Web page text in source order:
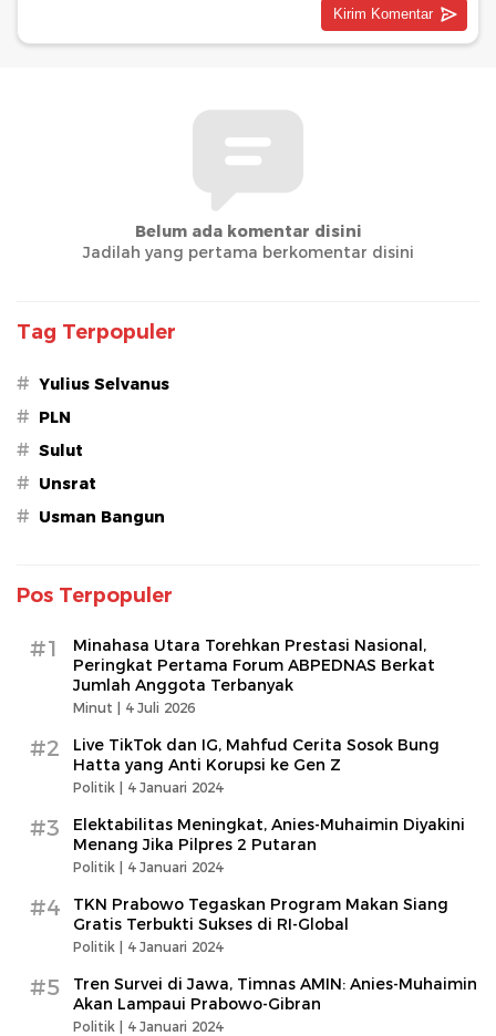
Belum ada komentar disini
Jadilah yang pertama berkomentar disini
Tag Terpopuler
# Yulius Selvanus
# PLN
# Sulut
# Unsrat
# Usman Bangun
Pos Terpopuler
#1
Minahasa Utara Torehkan Prestasi Nasional,
Peringkat Pertama Forum ABPEDNAS Berkat
Jumlah Anggota Terbanyak
Minut | 4 Juli 2026
#2
Live TikTok dan IG, Mahfud Cerita Sosok Bung
Hatta yang Anti Korupsi ke Gen Z
Politik | 4 Januari 2024
#3
Elektabilitas Meningkat, Anies-Muhaimin Diyakini
Menang Jika Pilpres 2 Putaran
Politik | 4 Januari 2024
#4
TKN Prabowo Tegaskan Program Makan Siang
Gratis Terbukti Sukses di RI-Global
Politik | 4 Januari 2024
#5
Tren Survei di Jawa, Timnas AMIN: Anies-Muhaimin
Akan Lampaui Prabowo-Gibran
Politik | 4 Januari 2024